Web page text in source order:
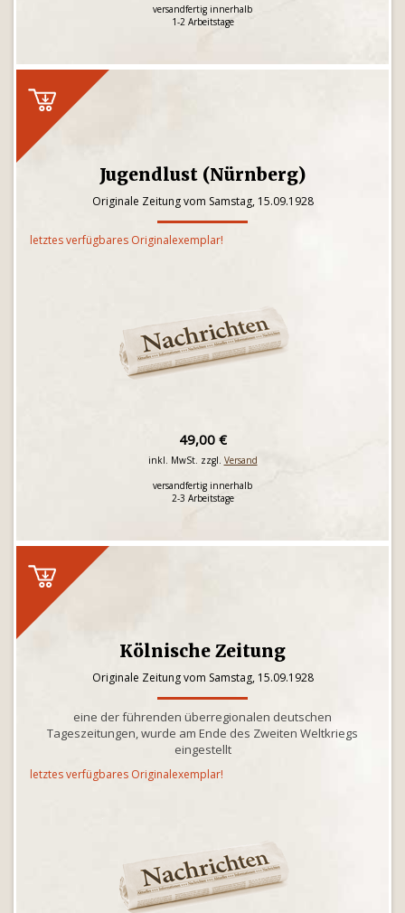
versandfertig innerhalb
1-2 Arbeitstage
Jugendlust (Nürnberg)
Originale Zeitung vom Samstag, 15.09.1928
letztes verfügbares Originalexemplar!
49,00 €
inkl. MwSt. zzgl. Versand
versandfertig innerhalb
2-3 Arbeitstage
Kölnische Zeitung
Originale Zeitung vom Samstag, 15.09.1928
eine der führenden überregionalen deutschen
Tageszeitungen, wurde am Ende des Zweiten Weltkriegs
eingestellt
letztes verfügbares Originalexemplar!